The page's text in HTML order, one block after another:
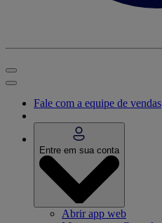
Fale com a equipe de vendas
Entre em sua conta
Abrir app web